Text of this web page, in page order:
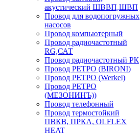
акустический ШВВП,ШВП
Провод для водопогружных
насосов
Провод компьютерный
Провод радиочастотный
RG,САТ
Провод радиочастотный РК
Провод РЕТРО (BIRONI)
Провод РЕТРО (Werkel)
Провод РЕТРО
(МЕЗОНИНЪ))
Провод телефонный
Провод термостойкий
ПВКВ, ПРКА, OLFLEX
HEAT